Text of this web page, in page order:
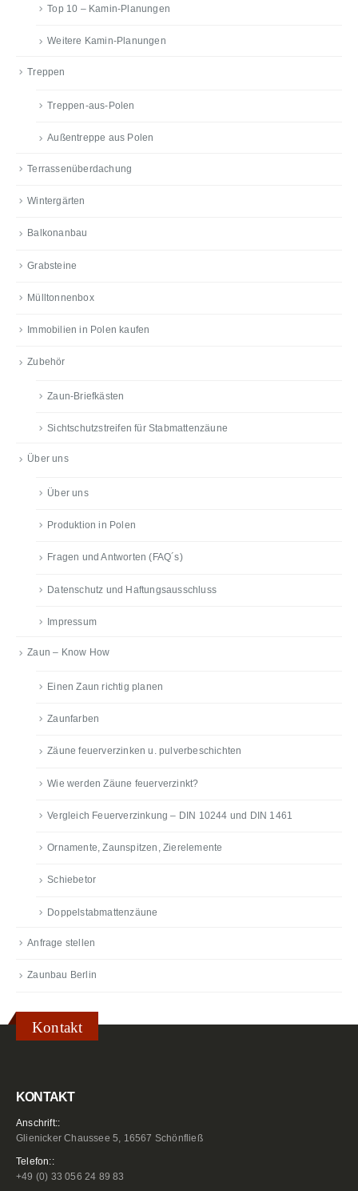
Top 10 – Kamin-Planungen
Weitere Kamin-Planungen
Treppen
Treppen-aus-Polen
Außentreppe aus Polen
Terrassenüberdachung
Wintergärten
Balkonanbau
Grabsteine
Mülltonnenbox
Immobilien in Polen kaufen
Zubehör
Zaun-Briefkästen
Sichtschutzstreifen für Stabmattenzäune
Über uns
Über uns
Produktion in Polen
Fragen und Antworten (FAQ´s)
Datenschutz und Haftungsausschluss
Impressum
Zaun – Know How
Einen Zaun richtig planen
Zaunfarben
Zäune feuerverzinken u. pulverbeschichten
Wie werden Zäune feuerverzinkt?
Vergleich Feuerverzinkung – DIN 10244 und DIN 1461
Ornamente, Zaunspitzen, Zierelemente
Schiebetor
Doppelstabmattenzäune
Anfrage stellen
Zaunbau Berlin
Kontakt
KONTAKT
Anschrift::
Glienicker Chaussee 5, 16567 Schönfließ
Telefon::
+49 (0) 33 056 24 89 83